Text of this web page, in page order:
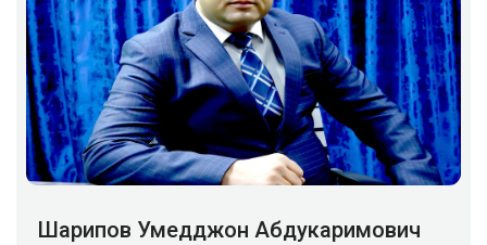
Шарипов Умедджон Абдукаримович